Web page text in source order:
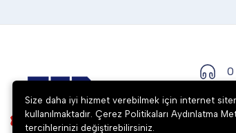
0
Size daha iyi hizmet verebilmek için internet
kullanılmaktadır. Çerez Politikaları Aydınlatma
tercihlerinizi değiştirebilirsiniz.